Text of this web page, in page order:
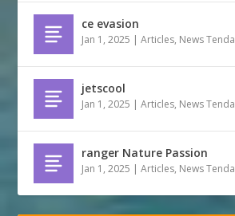
ce evasion
Jan 1, 2025 |Articles, News
jetscool
Jan 1, 2025 |Articles, News
ranger Nature Passion
Jan 1, 2025 |Articles, News